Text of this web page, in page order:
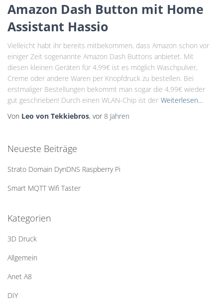
Amazon Dash Button mit Home
Assistant Hassio
Vielleicht habt ihr bereits mitbekommen, dass Amazon schon vor
einiger Zeit sogenannte Amazon Dash Buttons anbietet. Mit
diesen kleinen Geräten für 4,99€ ist es möglich Waschpulver,
Creme oder andere Waren per Knopfdruck zu bestellen. Bei
erstmaliger Bestellungen bekommt man sogar die 4,99€ wieder
gut geschrieben! Durch einen WLAN-Chip ist der Weiterlesen…
Von Leo von Tekkiebros, vor8 Jahren
Neueste Beiträge
Strato Domain DynDNS Raspberry Pi
Smart MQTT Wifi Taster
Kategorien
3D Druck
Allgemein
Anet A8
DIY